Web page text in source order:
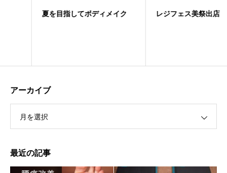
夏を目指してボディメイク レジフェス美祭出店
アーカイブ
月を選択
最近の記事